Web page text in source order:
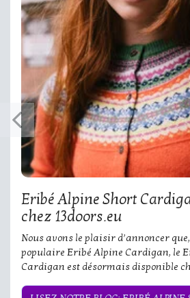
Eribé Alpine Short
chez 13doors.eu
Nous avons le plaisir d’annoncer
populaire Eribé Alpine Cardigan, le
Cardigan est désormais disponible